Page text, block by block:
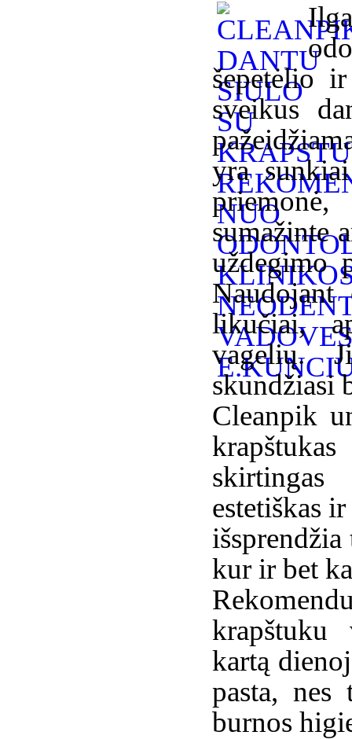
šepetėlio
sveikus
yra
sumažinte
uždegimo
Naudojant
likučiai,
vagelių.
skundžiasi
Cleanpik
estetiškas
kur ir bet
krapštuku
kartą
pasta,
burnos